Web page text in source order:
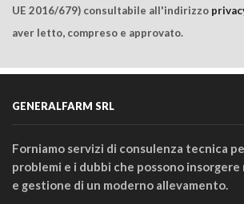
UE 2016/679) consultabile all'indirizzo
aver letto, compreso e approvato.
GENERALFARM SRL
Forniamo servizi di consulenza tecnica
problemi e i dubbi che possono
e gestione di un moderno allevamento.